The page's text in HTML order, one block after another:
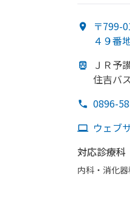
〒799-
４９番
ＪＲ予
住吉バ
0896-
ウェブ
対応診療科
内科・​消化